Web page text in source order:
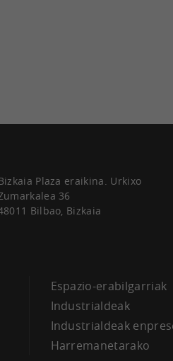
Plaza eraikina. Urkixo
36
Bilbao, Bizkaia
Espazio-erabilgarriak
Industrialdeak
Industrialdeak
Harremanetarako